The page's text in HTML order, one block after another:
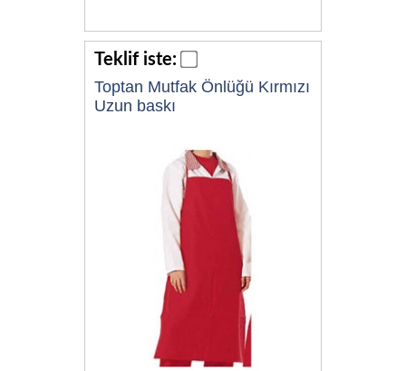
Teklif iste:
Toptan Mutfak Önlüğü Kırmızı
Uzun baskı